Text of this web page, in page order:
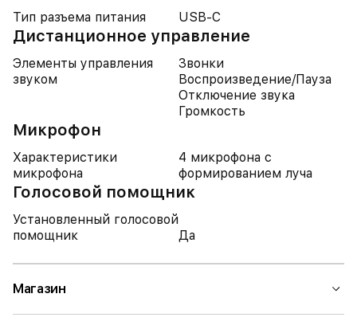
Тип разъема питания USB-C
Дистанционное управление
Элементы управления
звуком
Звонки
Воспроизведение/Пауза
Отключение звука
Громкость
Микрофон
Характеристики
микрофона
4 микрофона с
формированием луча
Голосовой помощник
Установленный голосовой
помощник
Да
Магазин